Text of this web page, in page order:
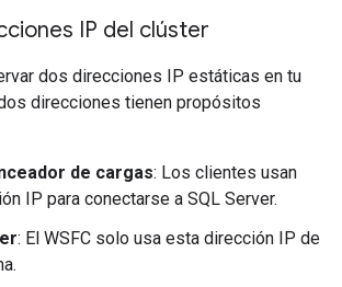
IP del clúster
dos direcciones IP estáticas en tu
direcciones tienen propósitos
de cargas: Los clientes usan
IP para conectarse a SQL Server.
: El WSFC solo usa esta dirección IP de